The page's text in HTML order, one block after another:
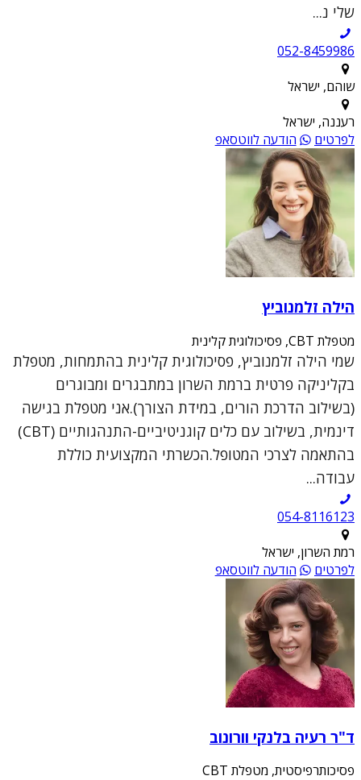
שלי נ...
052-8459986
שוהם, ישראל
רעננה, ישראל
לפרטים
הודעה לווטסאפ
הילה זלמנוביץ
מטפלת CBT, פסיכולוגית קלינית
שמי הילה זלמנוביץ, פסיכולוגית קלינית בהתמחות, מטפלת
בקליניקה פרטית ברמת השרון במתבגרים ומבוגרים
(בשילוב הדרכת הורים, במידת הצורך).אני מטפלת בגישה
דינמית, בשילוב עם כלים קוגניטיביים-התנהגותיים (CBT)
בהתאמה לצרכי המטופל.הכשרתי המקצועית כוללת
עבודה...
054-8116123
רמת השרון, ישראל
לפרטים
הודעה לווטסאפ
ד"ר רעיה בלנקי וורונוב
פסיכותרפיסטית, מטפלת CBT